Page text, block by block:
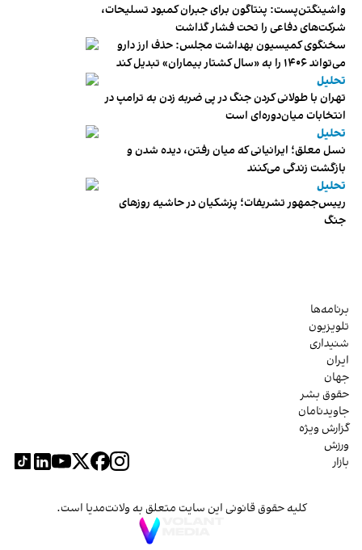
واشینگتن‌پست: پنتاگون برای جبران کمبود تسلیحات،
شرکت‌های دفاعی را تحت فشار گذاشت
سخنگوی کمیسیون بهداشت مجلس: حذف ارز دارو
می‌تواند ۱۴۰۶ را به «سال کشتار بیماران» تبدیل کند
تحلیل
تهران با طولانی کردن جنگ در پی ضربه زدن به ترامپ در
انتخابات میان‌دوره‌ای است
تحلیل
نسل معلق؛ ایرانیانی که میان رفتن، دیده شدن و
بازگشت زندگی می‌کنند
تحلیل
رییس‌جمهور تشریفات؛ پزشکیان در حاشیه روزهای
جنگ
برنامه‌ها
تلویزیون
شنیداری
ایران
جهان
حقوق بشر
جاویدنامان
گزارش ویژه
ورزش
بازار
کلیه حقوق قانونی این سایت متعلق به ولانت‌مدیا است.